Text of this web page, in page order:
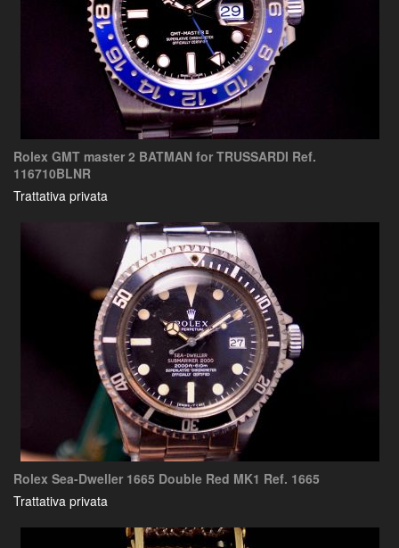
Rolex GMT master 2 BATMAN for TRUSSARDI Ref.
116710BLNR
Trattativa privata
Rolex Sea-Dweller 1665 Double Red MK1 Ref. 1665
Trattativa privata